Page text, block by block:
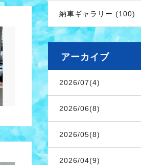
納車ギャラリー (100)
アーカイブ
2026/07(4)
2026/06(8)
2026/05(8)
2026/04(9)